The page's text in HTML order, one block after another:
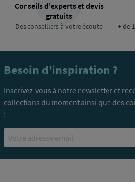
Conseils d'experts et devis
gratuits
Des conseillers à votre écoute + de
Besoin d'inspiration ?
Inscrivez-vous à notre newsletter et
collections du moment ainsi que des
!
Email